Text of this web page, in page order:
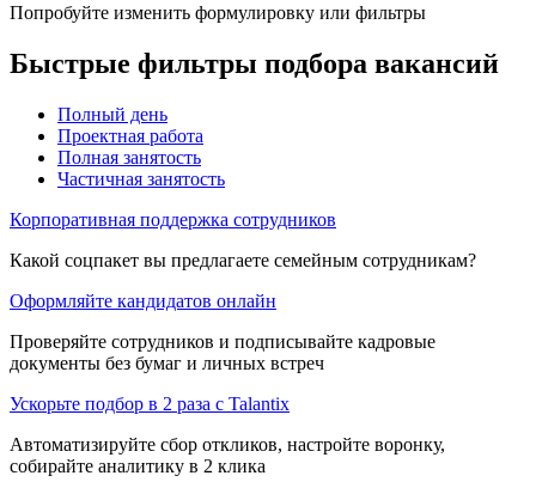
Попробуйте изменить формулировку или фильтры
Быстрые фильтры подбора вакансий
Полный день
Проектная работа
Полная занятость
Частичная занятость
Корпоративная поддержка сотрудников
Какой соцпакет вы предлагаете семейным сотрудникам?
Оформляйте кандидатов онлайн
Проверяйте сотрудников и подписывайте кадровые
документы без бумаг и личных встреч
Ускорьте подбор в 2 раза с Talantix
Автоматизируйте сбор откликов, настройте воронку,
собирайте аналитику в 2 клика